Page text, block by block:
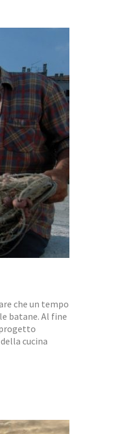
che un tempo
batane. Al fine
cucina